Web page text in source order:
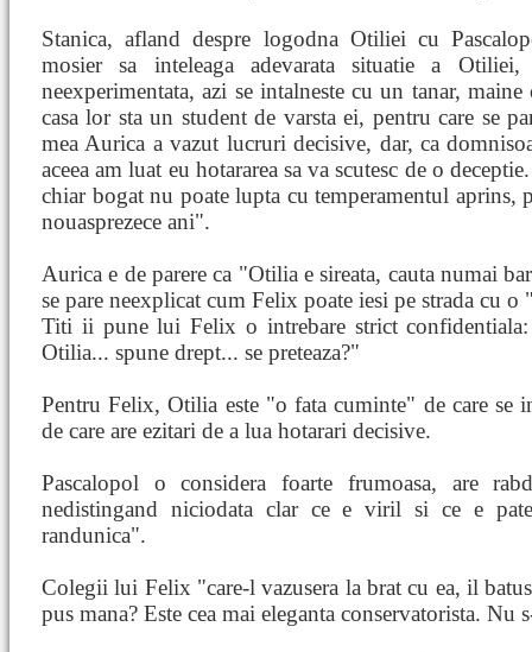
Stanica, afland despre logodna Otiliei cu
mosier sa inteleaga adevarata situatie a
neexperimentata, azi se intalneste cu un tanar,
casa lor sta un student de varsta ei, pentru care se
mea Aurica a vazut lucruri decisive, dar, ca
aceea am luat eu hotararea sa va scutesc de o
chiar bogat nu poate lupta cu temperamentul aprins,
nouasprezece ani".
Aurica e de parere ca "Otilia e sireata, cauta numai
se pare neexplicat cum Felix poate iesi pe strada cu o
Titi ii pune lui Felix o intrebare strict
Otilia... spune drept... se preteaza?"
Pentru Felix, Otilia este "o fata cuminte" de care se
de care are ezitari de a lua hotarari decisive.
Pascalopol o considera foarte frumoasa, are
nedistingand niciodata clar ce e viril si ce e
randunica".
Colegii lui Felix "care-l vazusera la brat cu ea, il
pus mana? Este cea mai eleganta conservatorista. Nu